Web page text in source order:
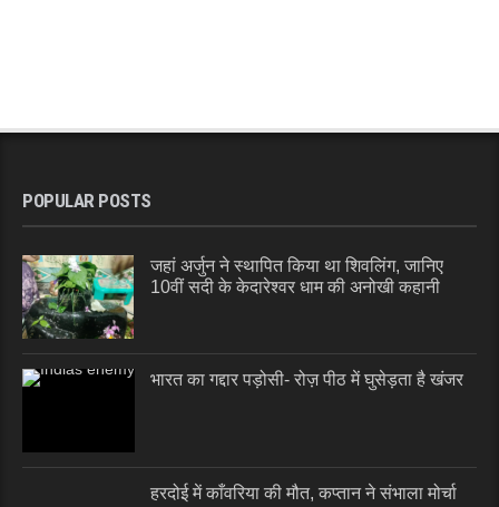
POPULAR POSTS
जहां अर्जुन ने स्थापित किया था शिवलिंग, जानिए
10वीं सदी के केदारेश्वर धाम की अनोखी कहानी
भारत का गद्दार पड़ोसी- रोज़ पीठ में घुसेड़ता है खंजर
हरदोई में काँवरिया की मौत, कप्तान ने संभाला मोर्चा